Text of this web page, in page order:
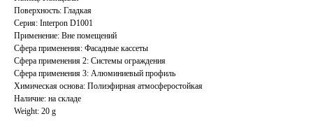
Поверхность: Гладкая
Серия: Interpon D1001
Применение: Вне помещений
Сфера применения: Фасадные кассеты
Сфера применения 2: Системы ограждения
Сфера применения 3: Алюминиевый профиль
Химическая основа: Полиэфирная атмосферостойкая
Наличие: на складе
Weight: 20 g